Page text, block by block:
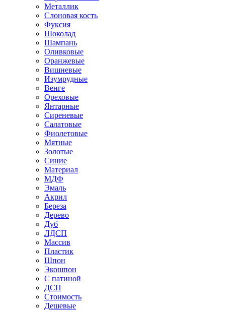
Металлик
Слоновая кость
Фуксия
Шоколад
Шампань
Оливковые
Оранжевые
Вишневые
Изумрудные
Венге
Ореховые
Янтарные
Сиреневые
Салатовые
Фиолетовые
Мятные
Золотые
Синие
Материал
МДФ
Эмаль
Акрил
Береза
Дерево
Дуб
ЛДСП
Массив
Пластик
Шпон
Экошпон
С патиной
ДСП
Стоимость
Дешевые